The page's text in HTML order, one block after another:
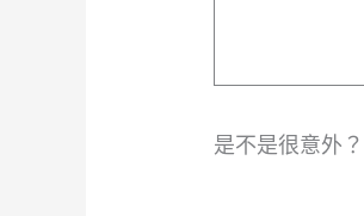
是不是很意外